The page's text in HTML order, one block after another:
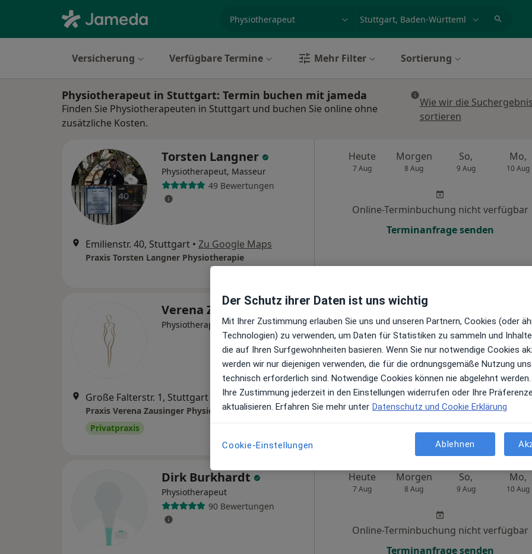
Versicherung Verfügbare Termine Mehr Filter Sortierung
Physiotherapeut in Stuttgart: Termin buchen mit jameda
Finden Sie Physiotherapeuten in Stuttgart und buchen Sie online ohne
zusätzliche Kosten.
Wie wir die
sortieren
Torsten Langner
Physiotherapeut, Masseur
49 Bewertungen
Emilienstr. 40, Stuttgart • Zu Google Maps
Praxis Torsten Langner Physiotherapie
Heute
7 Aug
Morgen
8 Aug
So,
9 Aug
Mo,
10 Aug
Online-Terminbuchung nicht verfügbar
Terminanfrage senden
Verena Zausinger
Physiotherapeutin
Große Falterstr. 1, Stuttgart Zu Google Maps
Praxis Verena Zausinger Physiotherapeutin
Privatpraxis
7 Aug
Morgen
8 Aug 9 Aug 10 Aug
Online-Terminbuchung nicht verfügbar
Terminanfrage senden
Dirk Burkhardt
Physiotherapeut
90 Bewertungen
Heute
7 Aug
Morgen
8 Aug
So,
9 Aug
Mo,
10 Aug
Online-Terminbuchung nicht verfügbar
Terminanfrage senden
Der Schutz ihrer Daten ist uns wichtig
Mit Ihrer Zustimmung erlauben Sie uns und unseren Partnern, Cookies (oder
Technologien) zu verwenden, um Daten für Statistiken zu sammeln und
die auf Ihren Surfgewohnheiten basieren. Wenn Sie nur notwendige Cookies
werden wir nur diejenigen verwenden, die für die ordnungsgemäße Nutzung
technisch erforderlich sind. Notwendige Cookies können nie abgelehnt werden.
Ihre Zustimmung jederzeit in den Einstellungen widerrufen oder Ihre
aktualisieren. Erfahren Sie mehr unter Datenschutz und Cookie Erklärung
Cookie-Einstellungen Ablehnen